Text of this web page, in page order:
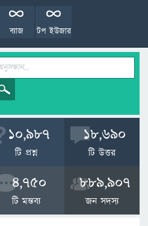
টপ ইউজার
ব্যাজ
10,987
টি প্রশ্ন
18,690
টি উত্তর
4,750
টি মন্তব্য
889,907
জন সদস্য